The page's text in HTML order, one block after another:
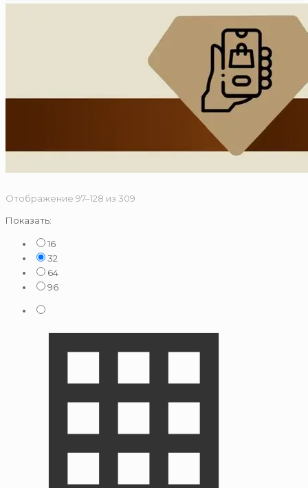
Отображение 97–128 из 309
Показать:
16
32
64
96